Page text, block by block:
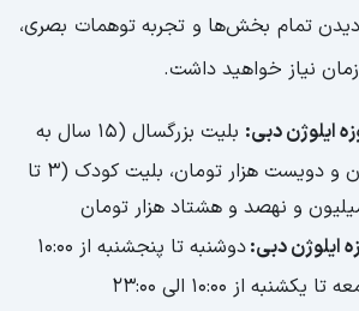
دیدن تمام بخش‌ها و تجربه توهمات بصری،
ایلوژن دبی:
بلیت بزرگسال (15 سال به
بالا) دو میلیون و دویست هزار تومان، بلیت کودک (3 تا
ایلوژن دبی:
دوشنبه تا پنجشنبه از ۱۰:۰۰